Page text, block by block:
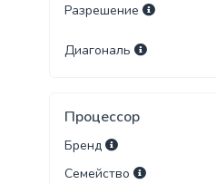
Разрешение
Диагональ
Процессор
Бренд
Семейство